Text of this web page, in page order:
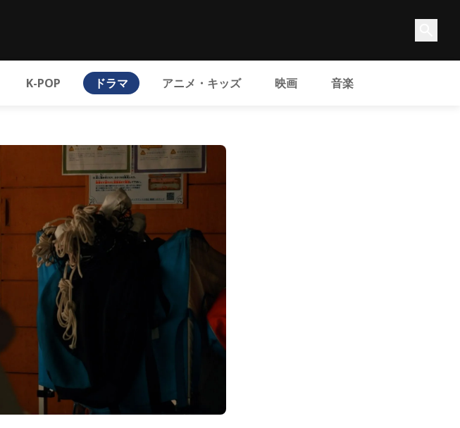
K-POP ドラマ アニメ・キッズ 映画 音楽